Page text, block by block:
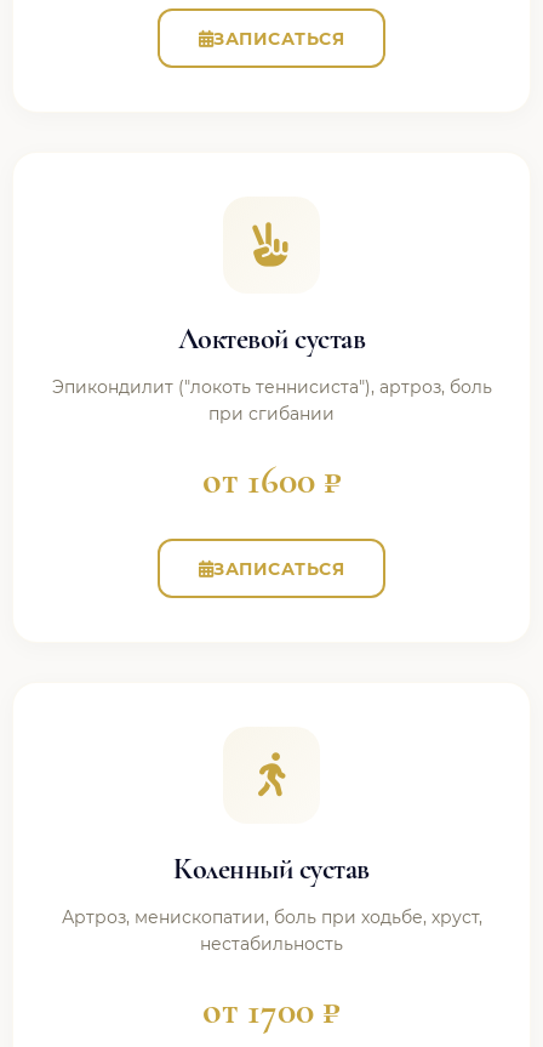
ЗАПИСАТЬСЯ
Локтевой сустав
Эпикондилит ("локоть теннисиста"), артроз, боль
при сгибании
от 1600 ₽
ЗАПИСАТЬСЯ
Коленный сустав
Артроз, менископатии, боль при ходьбе, хруст,
нестабильность
от 1700 ₽